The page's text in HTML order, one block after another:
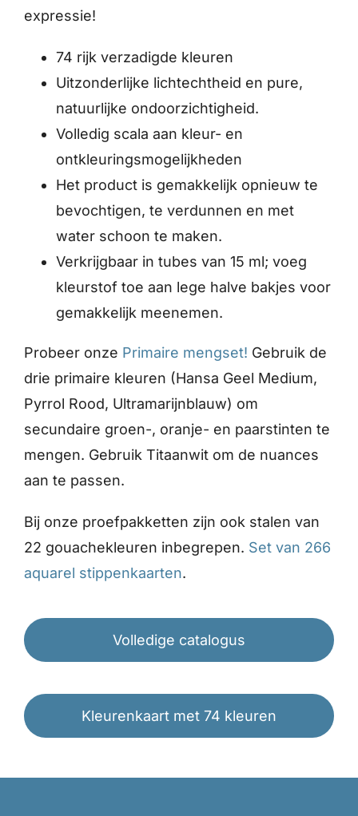
expressie!
74 rijk verzadigde kleuren
Uitzonderlijke lichtechtheid en pure,
natuurlijke ondoorzichtigheid.
Volledig scala aan kleur- en
ontkleuringsmogelijkheden
Het product is gemakkelijk opnieuw te
bevochtigen, te verdunnen en met
water schoon te maken.
Verkrijgbaar in tubes van 15 ml; voeg
kleurstof toe aan lege halve bakjes voor
gemakkelijk meenemen.
Probeer onze Primaire mengset! Gebruik de
drie primaire kleuren (Hansa Geel Medium,
Pyrrol Rood, Ultramarijnblauw) om
secundaire groen-, oranje- en paarstinten te
mengen. Gebruik Titaanwit om de nuances
aan te passen.
Bij onze proefpakketten zijn ook stalen van
22 gouachekleuren inbegrepen. Set van 266
aquarel stippenkaarten.
Volledige catalogus
Kleurenkaart met 74 kleuren